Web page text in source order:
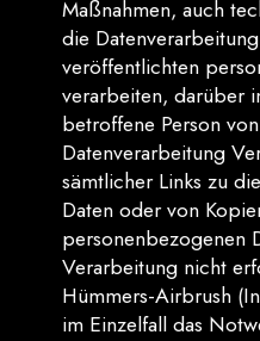
Maßnahmen, auch
die
veröffentlichten
verarbeiten, darüber
betroffene Person
Datenverarbeitung
sämtlicher Links zu
Daten oder von
personenbezogenen
Verarbeitung nicht
Hümmers-Airbrush
im Einzelfall das